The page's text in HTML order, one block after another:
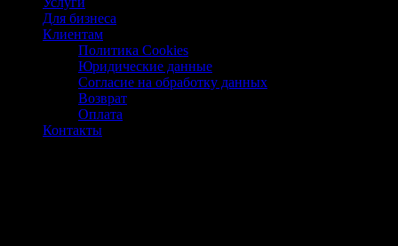
Для бизнеса
Клиентам
Политика Cookies
Юридические данные
Согласие на обработку данных
Возврат
Оплата
Контакты